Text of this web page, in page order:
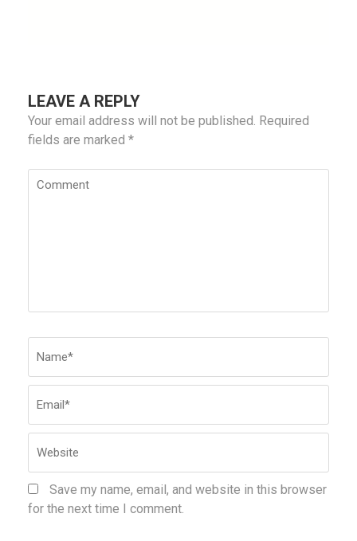
LEAVE A REPLY
Your email address will not be published. Required
fields are marked *
Comment
Save my name, email, and website in this browser
for the next time I comment.